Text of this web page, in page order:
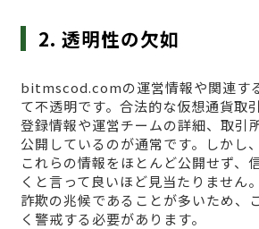
2. 透明性の欠如
bitmscod.comの運営情報や関連す
て不透明です。合法的な仮想通貨取
登録情報や運営チームの詳細、取引
公開しているのが通常です。しか
これらの情報をほとんど公開せず、
くと言って良いほど見当たりません
詐欺の兆候であることが多いため、
く警戒する必要があります。